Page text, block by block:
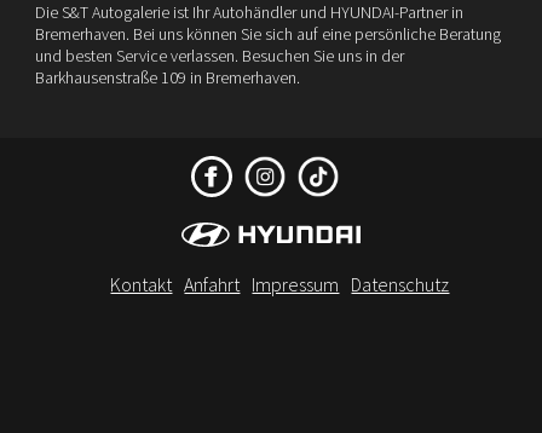
Die S&T Autogalerie ist Ihr Autohändler und HYUNDAI-Partner in
Bremerhaven. Bei uns können Sie sich auf eine persönliche Beratung
und besten Service verlassen. Besuchen Sie uns in der
Barkhausenstraße 109 in Bremerhaven.
Kontakt Anfahrt Impressum Datenschutz